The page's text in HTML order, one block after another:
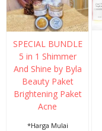
SPECIAL BUNDLE
5 in 1 Shimmer
And Shine by Byla
Beauty Paket
Brightening Paket
Acne
*Harga Mulai